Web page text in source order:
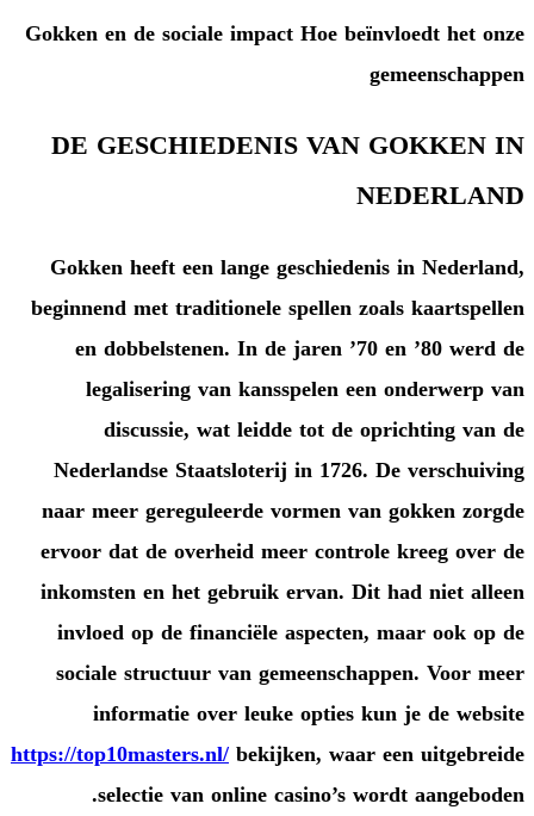
Gokken en de sociale impact
DE GESCHIEDENIS
Gokken heeft een lange
beginnend met traditionele
en dobbelstenen. In de
legalisering van
discussie, wat leidde
Nederlandse Staatsloterij in
naar meer gereguleerde
ervoor dat de overheid meer
inkomsten en het gebruik
invloed op de financiële
sociale structuur van
informatie over leuke
https://top10masters.nl/bekijken,
selectie van online